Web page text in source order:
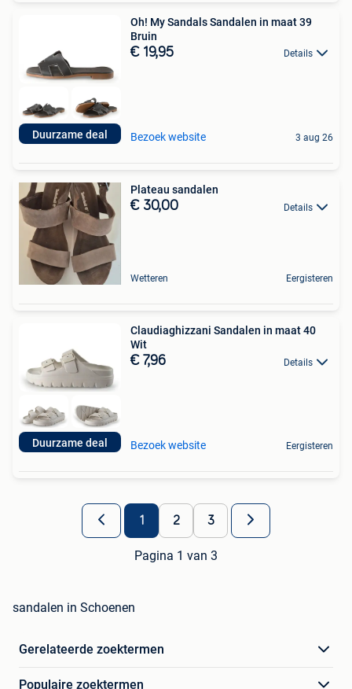
Duurzame deal
Oh! My Sandals Sandalen in maat 39
Bruin
€ 19,95 Details
Bezoek website 3 aug 26
Plateau sandalen
€ 30,00 Details
Wetteren Eergisteren
Duurzame deal
Claudiaghizzani Sandalen in maat 40
Wit
€ 7,96 Details
Bezoek website Eergisteren
1 2 3
Pagina 1 van 3
sandalen in Schoenen
Gerelateerde zoektermen
Populaire zoektermen